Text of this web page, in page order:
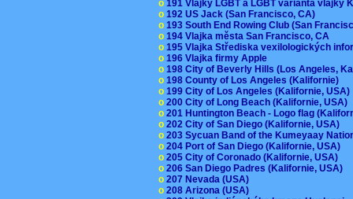
o 191 Vlajky LGBT a LGBT varianta vlajky
o 192 US Jack (San Francisco, CA)
o 193 South End Rowing Club (San
o 194 Vlajka města San Francisco, CA
o 195 Vlajka Střediska vexilologických
o 196 Vlajka firmy Apple
o 198 City of Beverly Hills (Los Angeles,
o 198 County of Los Angeles (Kalifornie)
o 199 City of Los Angeles (Kalifornie,
o 200 City of Long Beach (Kalifornie, USA)
o 201 Huntington Beach - Logo flag
o 202 City of San Diego (Kalifornie, USA)
o 203 Sycuan Band of the Kumeyaay
o 204 Port of San Diego (Kalifornie, USA)
o 205 City of Coronado (Kalifornie, USA)
o 206 San Diego Padres (Kalifornie, USA)
o 207 Nevada (USA)
o 208 Arizona (USA)